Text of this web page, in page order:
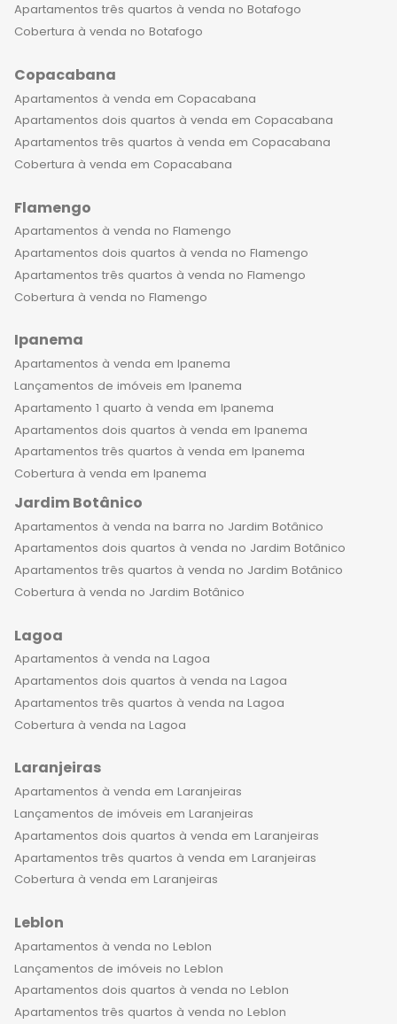
Apartamentos três quartos à venda no Botafogo
Cobertura à venda no Botafogo
Copacabana
Apartamentos à venda em Copacabana
Apartamentos dois quartos à venda em Copacabana
Apartamentos três quartos à venda em Copacabana
Cobertura à venda em Copacabana
Flamengo
Apartamentos à venda no Flamengo
Apartamentos dois quartos à venda no Flamengo
Apartamentos três quartos à venda no Flamengo
Cobertura à venda no Flamengo
Ipanema
Apartamentos à venda em Ipanema
Lançamentos de imóveis em Ipanema
Apartamento 1 quarto à venda em Ipanema
Apartamentos dois quartos à venda em Ipanema
Apartamentos três quartos à venda em Ipanema
Cobertura à venda em Ipanema
Jardim Botânico
Apartamentos à venda na barra no Jardim Botânico
Apartamentos dois quartos à venda no Jardim Botânico
Apartamentos três quartos à venda no Jardim Botânico
Cobertura à venda no Jardim Botânico
Lagoa
Apartamentos à venda na Lagoa
Apartamentos dois quartos à venda na Lagoa
Apartamentos três quartos à venda na Lagoa
Cobertura à venda na Lagoa
Laranjeiras
Apartamentos à venda em Laranjeiras
Lançamentos de imóveis em Laranjeiras
Apartamentos dois quartos à venda em Laranjeiras
Apartamentos três quartos à venda em Laranjeiras
Cobertura à venda em Laranjeiras
Leblon
Apartamentos à venda no Leblon
Lançamentos de imóveis no Leblon
Apartamentos dois quartos à venda no Leblon
Apartamentos três quartos à venda no Leblon